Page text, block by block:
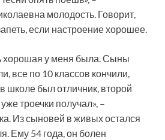
молодость. Говорит,
если настроение хорошее.
хорошая у меня была. Сыны
все по 10 классов кончили,
школе был отличник, второй
троечки получал», –
Из сыновей в живых остался
Ему 54 года, он болен